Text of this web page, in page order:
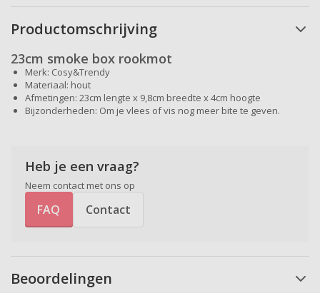
Heb je een vraag?
Neem contact met ons op
FAQ Contact
Productomschrijving
23cm smoke box rookmot
Merk: Cosy&Trendy
Materiaal: hout
Afmetingen: 23cm lengte x 9,8cm breedte x 4cm hoogte
Bijzonderheden: Om je vlees of vis nog meer bite te geven.
Beoordelingen